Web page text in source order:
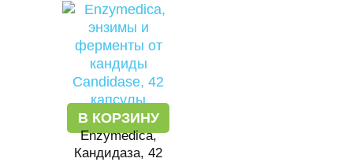
В КОРЗИНУ
Enzymedica,
Кандидаза, 42